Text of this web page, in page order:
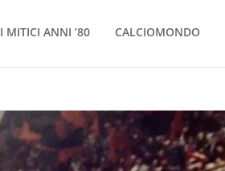
I MITICI ANNI ’80 CALCIOMONDO